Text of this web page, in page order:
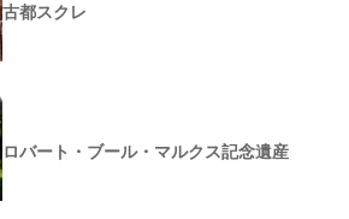
古都スクレ
ロバート・ブール・マルクス記念遺産